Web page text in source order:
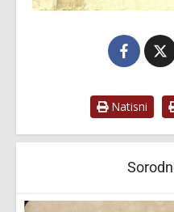
Natisni